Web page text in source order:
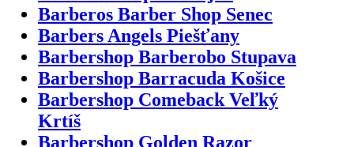
Barberos Barber Shop Senec
Barbers Angels Piešťany
Barbershop Barberobo Stupava
Barbershop Barracuda Košice
Barbershop Comeback Veľký
Krtíš
Barbershop Golden Razor